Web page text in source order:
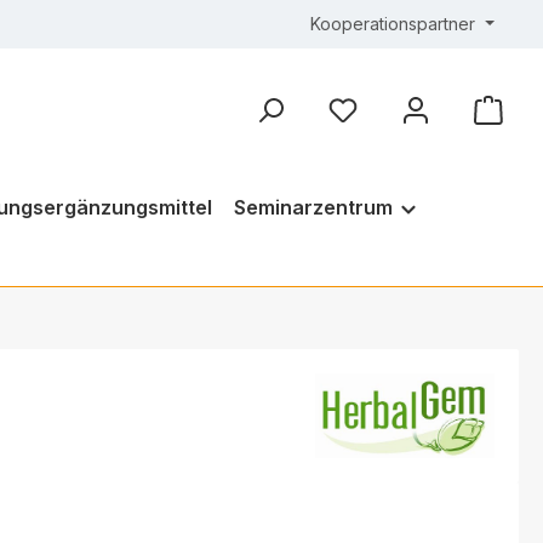
Kooperationspartner
Seminarzentrum